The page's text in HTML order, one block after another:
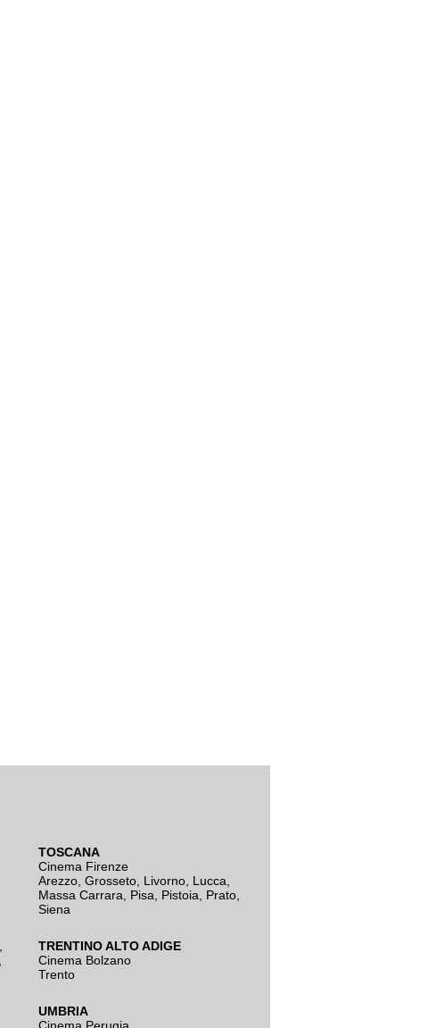
TOSCANA
Cinema Firenze
Arezzo Grosseto Livorno Lucca
Massa Carrara
Pisa Pistoia Prato
Siena
TRENTINO ALTO ADIGE
Cinema Bolzano
Trento
UMBRIA
Cinema Perugia